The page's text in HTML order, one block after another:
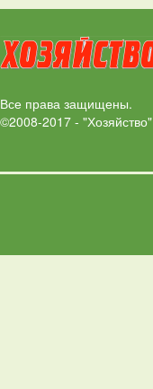
Все права защищены.
©2008-2017 - "Хозяйство"